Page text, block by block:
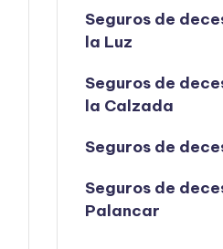
Seguros de
la Luz
Seguros de
la Calzada
Seguros de
Seguros de
Palancar